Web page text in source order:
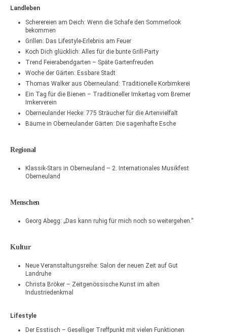
Landleben
Scherereien am Deich: Wenn die Schafe den Sommerlook
bekommen
Grillen: Das Lifestyle-Erlebnis am Feuer
Koch Dich glücklich: Alles für die bunte Grill-Party
Trend Feierabendgarten – Späte Gartenfreuden
Woche der Gärten: Essbare Stadt
Thomas Walker aus Oberneuland: Traditionelle Korbimkerei
Ein Tag für die Bienen – Traditioneller Imkertag vom Bremer
Imkerverein
Oberneulander Hecke: 775 Sträucher für die Artenvielfalt
Bäume in Oberneulander Gärten: Die sagenhafte Esche
Regional
Klassik-Stars in Oberneuland – 2. Internationales Musikfest
Oberneuland
Menschen
Georg Abegg: „Das kann ruhig für mich noch so weitergehen.“
Kultur
Neue Veranstaltungsreihe: Salon der neuen Zeit auf Gut
Landruhe
Christa Bröker – Zeitgenössische Kunst im alten
Industriedenkmal
Lifestyle
Der Esstisch – Geselliger Treffpunkt mit vielen Funktionen